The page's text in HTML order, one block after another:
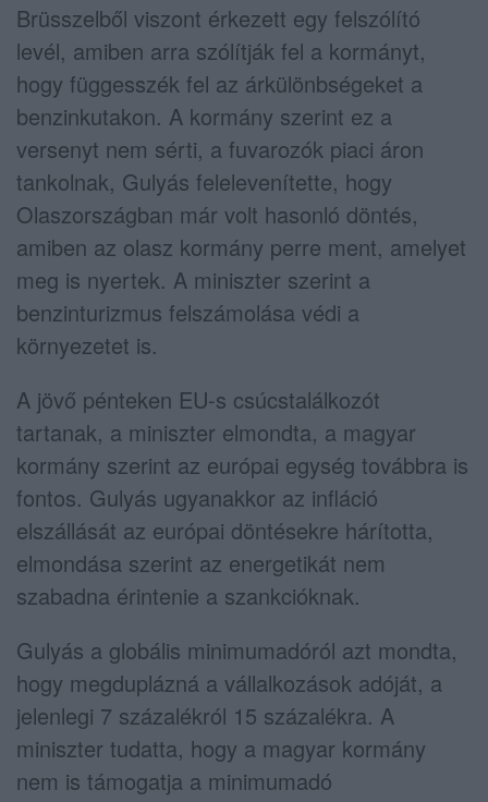
Brüsszelből viszont érkezett egy felszólító
levél, amiben arra szólítják fel a kormányt,
hogy függesszék fel az árkülönbségeket a
benzinkutakon. A kormány szerint ez a
versenyt nem sérti, a fuvarozók piaci áron
tankolnak, Gulyás felelevenítette, hogy
Olaszországban már volt hasonló döntés,
amiben az olasz kormány perre ment, amelyet
meg is nyertek. A miniszter szerint a
benzinturizmus felszámolása védi a
környezetet is.
A jövő pénteken EU-s csúcstalálkozót
tartanak, a miniszter elmondta, a magyar
kormány szerint az európai egység továbbra is
fontos. Gulyás ugyanakkor az infláció
elszállását az európai döntésekre hárította,
elmondása szerint az energetikát nem
szabadna érintenie a szankcióknak.
Gulyás a globális minimumadóról azt mondta,
hogy megduplázná a vállalkozások adóját, a
jelenlegi 7 százalékról 15 százalékra. A
miniszter tudatta, hogy a magyar kormány
nem is támogatja a minimumadó